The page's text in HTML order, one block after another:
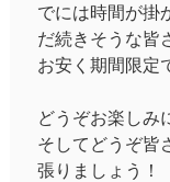
でには時間が掛
だ続きそうな皆
お安く期間限定
どうぞお楽しみ
そしてどうぞ皆
張りましょう！